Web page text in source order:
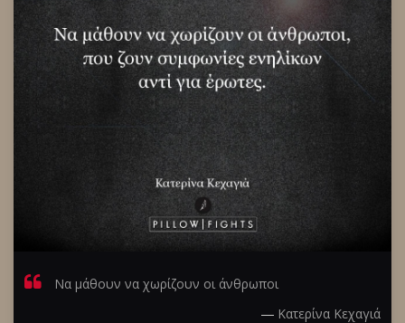
Να μάθουν να χωρίζουν οι άνθρωποι
― Κατερίνα Κεχαγιά